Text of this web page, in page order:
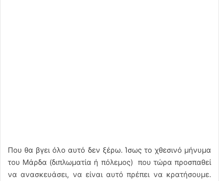
Που θα βγει όλο αυτό δεν ξέρω. Ίσως το χθεσινό μήνυμα
του Μάρδα (διπλωματία ή πόλεμος) που τώρα προσπαθεί
να ανασκευάσει, να είναι αυτό πρέπει να κρατήσουμε.